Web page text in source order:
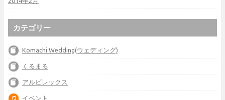
カテゴリー
Komachi Wedding(ウェディング)
くるまる
アルビレックス
イベント